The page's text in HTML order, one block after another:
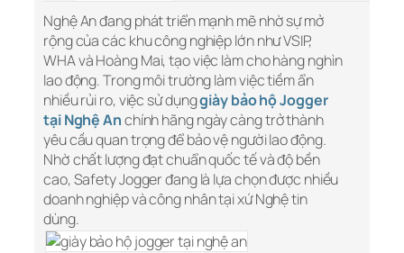
Nghệ An đang phát triển mạnh mẽ nhờ sự mở
rộng của các khu công nghiệp lớn như VSIP,
WHA và Hoàng Mai, tạo việc làm cho hàng nghìn
lao động. Trong môi trường làm việc tiềm ẩn
nhiều rủi ro, việc sử dụnggiày bảo hộ Jogger
tại Nghệ Anchính hãng ngày càng trở thành
yêu cầu quan trọng để bảo vệ người lao động.
Nhờ chất lượng đạt chuẩn quốc tế và độ bền
cao, Safety Jogger đang là lựa chọn được nhiều
doanh nghiệp và công nhân tại xứ Nghệ tin
dùng.